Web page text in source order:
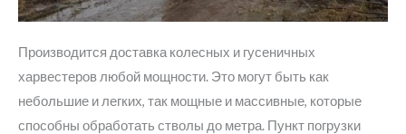
Производится доставка колесных и гусеничных
харвестеров любой мощности. Это могут быть как
небольшие и легких, так мощные и массивные, которые
способны обработать стволы до метра. Пункт погрузки